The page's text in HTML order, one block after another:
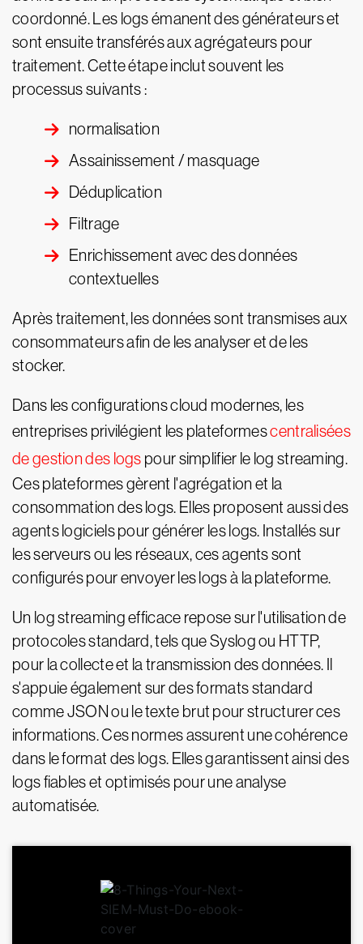
coordonné. Les logs émanent des générateurs et
sont ensuite transférés aux agrégateurs pour
traitement. Cette étape inclut souvent les
processus suivants :
normalisation
Assainissement / masquage
Déduplication
Filtrage
Enrichissement avec des données
contextuelles
Après traitement, les données sont transmises aux
consommateurs afin de les analyser et de les
stocker.
Dans les configurations cloud modernes, les
entreprises privilégient les plateformescentralisées
de gestion des logs pour simplifier le log streaming.
Ces plateformes gèrent l'agrégation et la
consommation des logs. Elles proposent aussi des
agents logiciels pour générer les logs. Installés sur
les serveurs ou les réseaux, ces agents sont
configurés pour envoyer les logs à la plateforme.
Un log streaming efficace repose sur l'utilisation de
protocoles standard, tels que Syslog ou HTTP,
pour la collecte et la transmission des données. Il
s'appuie également sur des formats standard
comme JSON ou le texte brut pour structurer ces
informations. Ces normes assurent une cohérence
dans le format des logs. Elles garantissent ainsi des
logs fiables et optimisés pour une analyse
automatisée.